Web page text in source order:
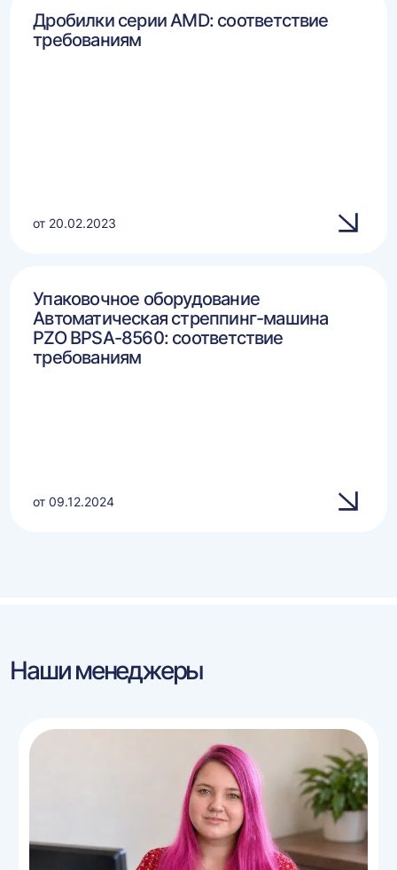
Дробилки серии AMD: соответствие
требованиям
от 20.02.2023
Упаковочное оборудование
Автоматическая стреппинг-машина
PZO BPSA-8560: соответствие
требованиям
от 09.12.2024
Наши менеджеры